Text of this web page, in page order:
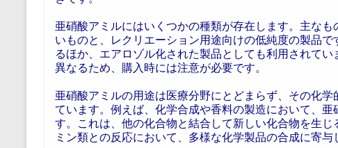
亜硝酸アミルにはいくつかの種類が存在します。主な
いものと、レクリエーション用途向けの低純度の製品
るほか、エアロゾル化された製品としても利用されて
異なるため、購入時には注意が必要です。
亜硝酸アミルの用途は医療分野にとどまらず、その化
ています。例えば、化学合成や香料の製造において、
す。これは、他の化合物と結合して新しい化合物を生
ミン類との反応において、多様な化学製品の合成に寄与